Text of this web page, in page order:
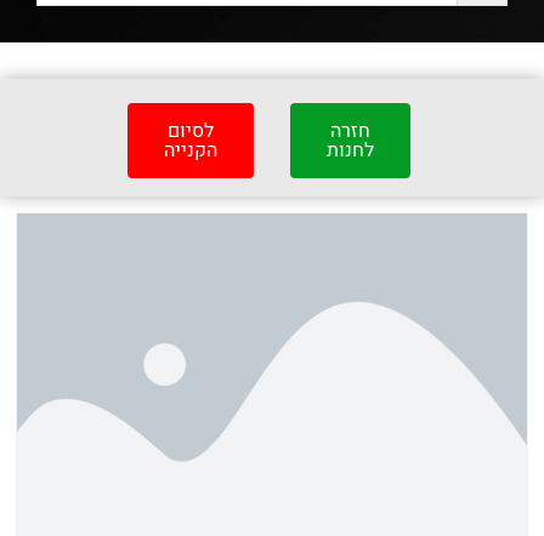
חזרה
לחנות
לסיום
הקנייה